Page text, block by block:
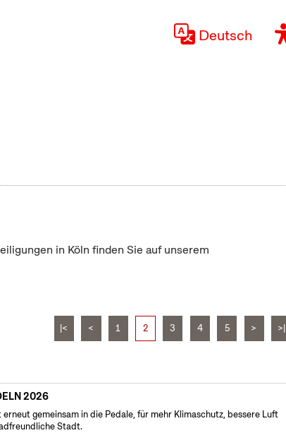
Deutsch
in Köln finden Sie auf unserem
|< < 1 2 3 4 5 > >|
2026
gemeinsam in die Pedale, für mehr Klimaschutz, bessere Luft
Stadt.